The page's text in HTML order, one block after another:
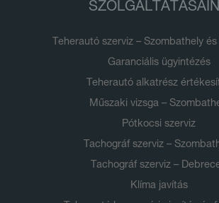
Teherautó szerviz – Szombathely
Garanciális ügyintézés
Teherautó alkatrész
Műszaki vizsga –
Pótkocsi szerviz
Tachográf szerviz –
Tachográf szerviz –
Klíma javítás